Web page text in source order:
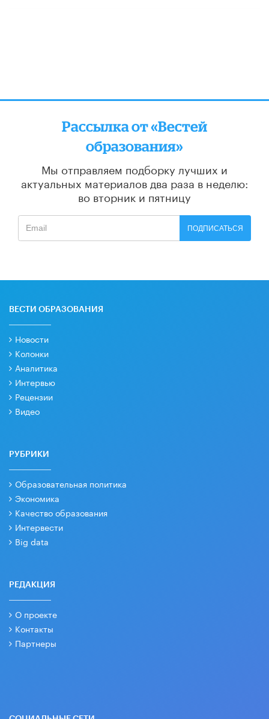
Рассылка от «Вестей
образования»
Мы отправляем подборку лучших и
актуальных материалов два раза в неделю:
во вторник и пятницу
ПОДПИСАТЬСЯ
ВЕСТИ ОБРАЗОВАНИЯ
Новости
Колонки
Аналитика
Интервью
Рецензии
Видео
РУБРИКИ
Образовательная политика
Экономика
Качество образования
Интервести
Big data
РЕДАКЦИЯ
О проекте
Контакты
Партнеры